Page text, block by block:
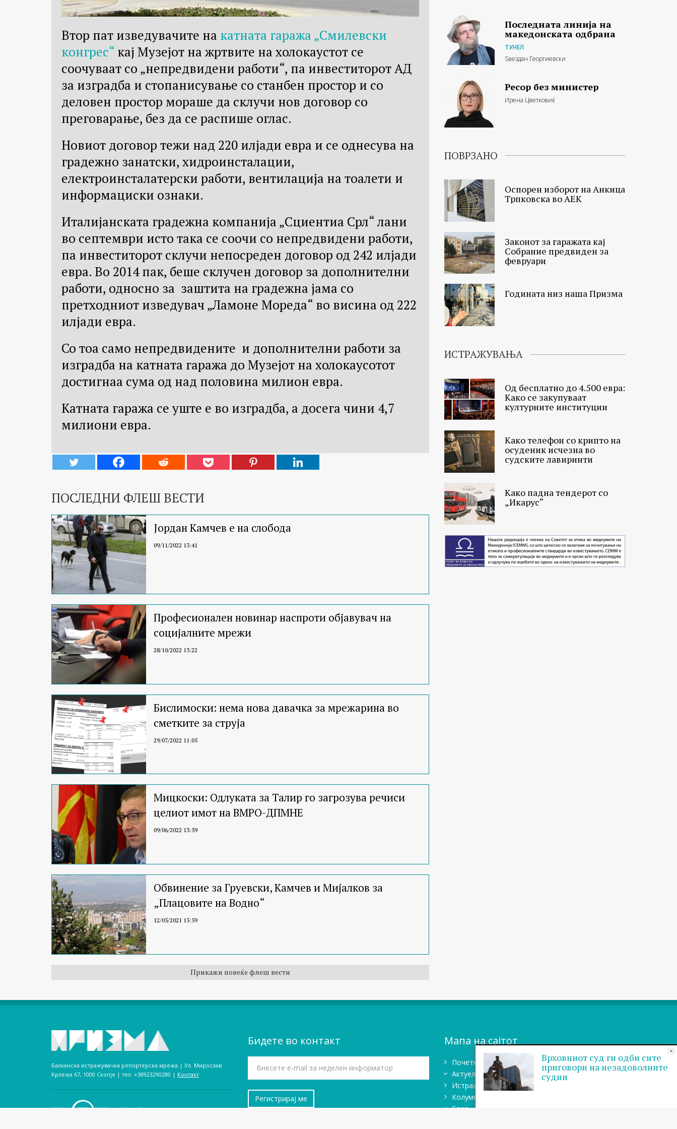
Втор пат изведувачите на катната гаража „Смилевски
конгрес“ кај Музејот на жртвите на холокаустот се
соочуваат со „непредвидени работи“, па инвеститорот АД
за изградба и стопанисување со станбен простор и со
деловен простор мораше да склучи нов договор со
преговарање, без да се распише оглас.
Новиот договор тежи над 220 илјади евра и се однесува на
градежно занатски, хидроинсталации,
електроинсталатерски работи, вентилација на тоалети и
информациски ознаки.
Италијанската градежна компанија „Сциентиа Срл“ лани
во септември исто така се соочи со непредвидени работи,
па инвеститорот склучи непосреден договор од 242 илјади
евра. Во 2014 пак, беше склучен договор за дополнителни
работи, односно за заштита на градежна јама со
претходниот изведувач „Ламоне Мореда“ во висина од 222
илјади евра.
Со тоа само непредвидените и дополнителни работи за
изградба на катната гаража до Музејот на холокаусотот
достигнаа сума од над половина милион евра.
Катната гаража се уште е во изградба, а досега чини 4,7
милиони евра.
ПОСЛЕДНИ ФЛЕШ ВЕСТИ
Јордан Камчев е на слобода
09/11/2022 13:41
Професионален новинар наспроти објавувач на
социјалните мрежи
28/10/2022 13:22
Бислимоски: нема нова давачка за мрежарина во
сметките за струја
29/07/2022 11:05
Мицкоски: Одлуката за Талир го загрозува речиси
целиот имот на ВМРО-ДПМНЕ
09/06/2022 13:59
Обвинение за Груевски, Камчев и Мијалков за
„Плацовите на Водно“
12/05/2021 15:59
Прикажи повеќе флеш вести
Последната линија на
македонската одбрана
ТУНЕЛ
Ѕвездан Георгиевски
Ресор без министер
Ирена Цветковиќ
ПОВРЗАНО
Оспорен изборот на Анкица
Трпковска во АЕК
Законот за гаражата кај
Собрание предвиден за
февруари
Годината низ наша Призма
ИСТРАЖУВАЊА
Од бесплатно до 4.500 евра:
Како се закупуваат
културните институции
Како телефон со крипто на
осуденик исчезна во
судските лавиринти
Како падна тендерот со
„Икарус“
Балканска истражувачка репортерска мрежа | Ул. Мирослав
Крлежа 67, 1000 Скопје | тел. +38923290280­ | Контакт
Бидете во контакт Мапа на сајтот
Почетна
Актуелно
Истражувањa
Колумни
Блог
Врховниот суд ги одби сите
приговори на незадоволните
судии